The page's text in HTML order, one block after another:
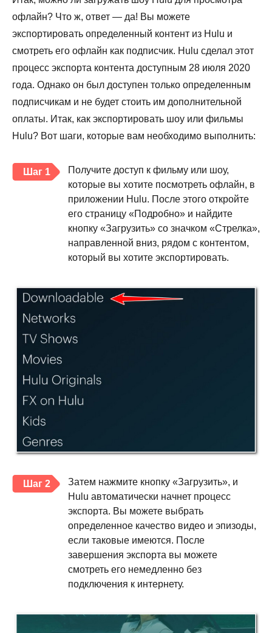
офлайн? Что ж, ответ — да! Вы можете
экспортировать определенный контент из Hulu и
смотреть его офлайн как подписчик. Hulu сделал этот
процесс экспорта контента доступным 28 июля 2020
года. Однако он был доступен только определенным
подписчикам и не будет стоить им дополнительной
оплаты. Итак, как экспортировать шоу или фильмы
Hulu? Вот шаги, которые вам необходимо выполнить:
Шаг 1
Получите доступ к фильму или шоу,
которые вы хотите посмотреть офлайн, в
приложении Hulu. После этого откройте
его страницу «Подробно» и найдите
кнопку «Загрузить» со значком «Стрелка»,
направленной вниз, рядом с контентом,
который вы хотите экспортировать.
Шаг 2
Затем нажмите кнопку «Загрузить», и
Hulu автоматически начнет процесс
экспорта. Вы можете выбрать
определенное качество видео и эпизоды,
если таковые имеются. После
завершения экспорта вы можете
смотреть его немедленно без
подключения к интернету.